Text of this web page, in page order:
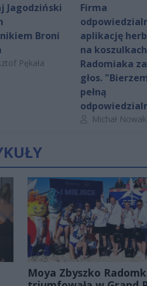
Jagodziński
Broni
Pękała
Firma
aplikację
na koszulkach
Radomiaka
głos.
pełną
Autor artykułu:
Michał Nowak
Moya Zbyszko